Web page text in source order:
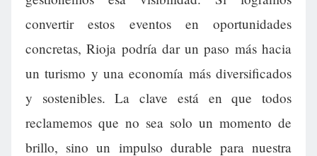
convertir estos eventos en oportunidades
concretas, Rioja podría dar un paso más hacia
un turismo y una economía más diversificados
y sostenibles. La clave está en que todos
reclamemos que no sea solo un momento de
brillo, sino un impulso durable para nuestra